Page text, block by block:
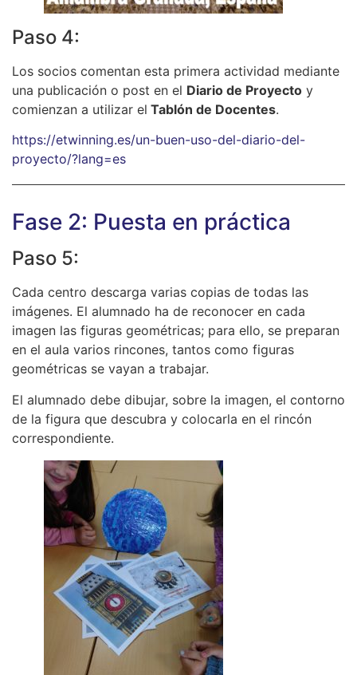
Paso 4:
Los socios comentan esta primera actividad mediante
una publicación o post en el Diario de Proyecto y
comienzan a utilizar el Tablón de Docentes.
https://etwinning.es/un-buen-uso-del-diario-del-
proyecto/?lang=es
Fase 2: Puesta en práctica
Paso 5:
Cada centro descarga varias copias de todas las
imágenes. El alumnado ha de reconocer en cada
imagen las figuras geométricas; para ello, se preparan
en el aula varios rincones, tantos como figuras
geométricas se vayan a trabajar.
El alumnado debe dibujar, sobre la imagen, el contorno
de la figura que descubra y colocarla en el rincón
correspondiente.